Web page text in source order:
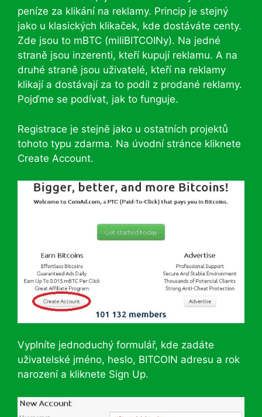
peníze za klikání na reklamy. Princip je stejný
jako u klasických klikaček, kde dostáváte centy.
Zde jsou to mBTC (miliBITCOINy). Na jedné
straně jsou inzerenti, kteří kupují reklamu. A na
druhé straně jsou uživatelé, kteří na reklamy
klikají a dostávají za to podíl z prodané reklamy.
Pojďme se podívat, jak to funguje.
Registrace je stejně jako u ostatních projektů
tohoto typu zdarma. Na úvodní stránce kliknete
Create Account.
Vyplníte jednoduchý formulář, kde zadáte
uživatelské jméno, heslo, BITCOIN adresu a rok
narození a kliknete Sign Up.